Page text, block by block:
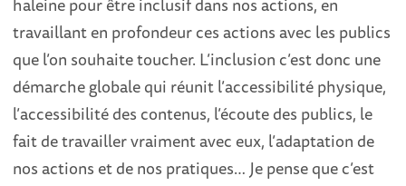
travaillant en profondeur ces actions avec les publics
que l’on souhaite toucher. L’inclusion c’est donc une
démarche globale qui réunit l’accessibilité physique,
l’accessibilité des contenus, l’écoute des publics, le
fait de travailler vraiment avec eux, l’adaptation de
nos actions et de nos pratiques… Je pense que c’est